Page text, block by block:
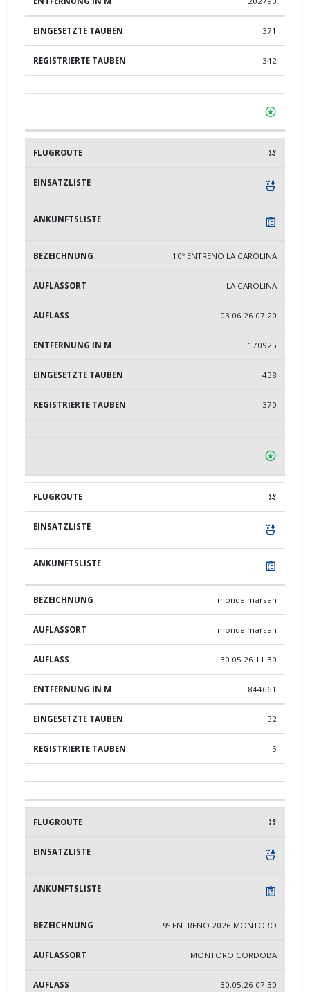
371
342
10º ENTRENO LA CAROLINA
LA CAROLINA
03.06.26 07:20
170925
438
370
monde marsan
monde marsan
30.05.26 11:30
844661
32
5
9º ENTRENO 2026 MONTORO
MONTORO CORDOBA
30.05.26 07:30